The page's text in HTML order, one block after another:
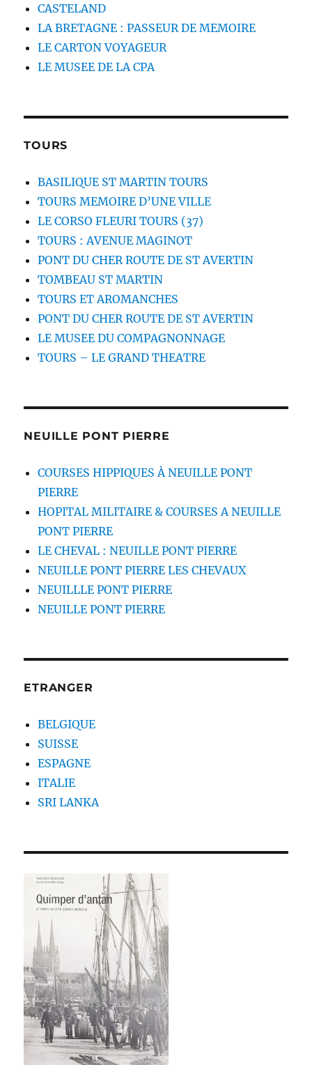
CASTELAND
LA BRETAGNE : PASSEUR DE MEMOIRE
LE CARTON VOYAGEUR
LE MUSEE DE LA CPA
TOURS
BASILIQUE ST MARTIN TOURS
TOURS MEMOIRE D’UNE VILLE
LE CORSO FLEURI TOURS (37)
TOURS : AVENUE MAGINOT
PONT DU CHER ROUTE DE ST AVERTIN
TOMBEAU ST MARTIN
TOURS ET AROMANCHES
PONT DU CHER ROUTE DE ST AVERTIN
LE MUSEE DU COMPAGNONNAGE
TOURS – LE GRAND THEATRE
NEUILLE PONT PIERRE
COURSES HIPPIQUES À NEUILLE PONT
PIERRE
HOPITAL MILITAIRE & COURSES A NEUILLE
PONT PIERRE
LE CHEVAL : NEUILLE PONT PIERRE
NEUILLE PONT PIERRE LES CHEVAUX
NEUILLLE PONT PIERRE
NEUILLE PONT PIERRE
ETRANGER
BELGIQUE
SUISSE
ESPAGNE
ITALIE
SRI LANKA